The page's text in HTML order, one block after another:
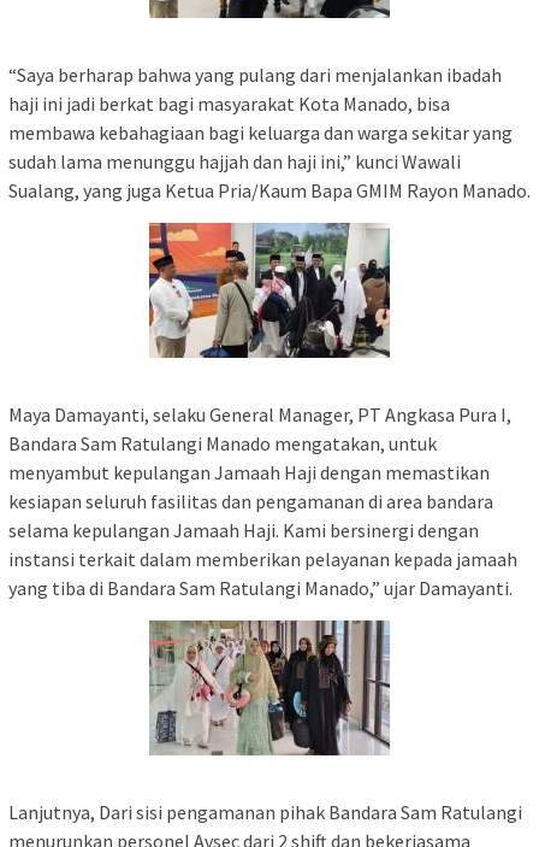
“Saya berharap bahwa yang pulang dari menjalankan ibadah
haji ini jadi berkat bagi masyarakat Kota Manado, bisa
membawa kebahagiaan bagi keluarga dan warga sekitar yang
sudah lama menunggu hajjah dan haji ini,” kunci Wawali
Sualang, yang juga Ketua Pria/Kaum Bapa GMIM Rayon Manado.
Maya Damayanti, selaku General Manager, PT Angkasa Pura I,
Bandara Sam Ratulangi Manado mengatakan, untuk
menyambut kepulangan Jamaah Haji dengan memastikan
kesiapan seluruh fasilitas dan pengamanan di area bandara
selama kepulangan Jamaah Haji. Kami bersinergi dengan
instansi terkait dalam memberikan pelayanan kepada jamaah
yang tiba di Bandara Sam Ratulangi Manado,” ujar Damayanti.
Lanjutnya, Dari sisi pengamanan pihak Bandara Sam Ratulangi
menurunkan personel Avsec dari 2 shift dan bekerjasama